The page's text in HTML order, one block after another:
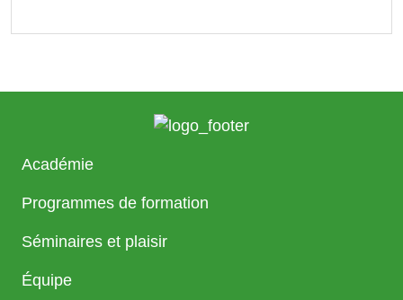
Académie
Programmes de formation
Séminaires et plaisir
Équipe